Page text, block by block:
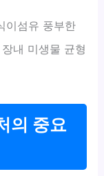
이섬유 풍부한
내 미생물 균형
의 중요